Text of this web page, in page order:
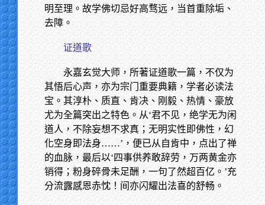
明至理。故学佛切忌好高骛远，当首重除垢、
去障。
证道歌
永嘉玄觉大师，所著证道歌一篇，不仅为
其悟后心声，亦为宗门重要典籍，学者必读法
宝。其淳朴、质直、肯决、刚毅、热情、豪放
尤为全篇突出之特色。从‘君不见，绝学无为闲
道人，不除妄想不求真；无明实性即佛性，幻
化空身即法身……’，便已从自肯中，点出了禅
的血脉，最后以‘四事供养敢辞劳，万两黄金亦
销得；粉身碎骨未足酬，一句了然超百亿。’充
分流露感恩赤忱！间亦闪耀出法喜的舒畅。